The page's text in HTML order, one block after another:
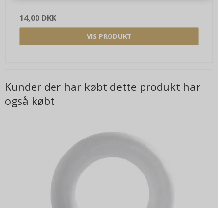
14,00 DKK
VIS PRODUKT
Kunder der har købt dette produkt har
også købt